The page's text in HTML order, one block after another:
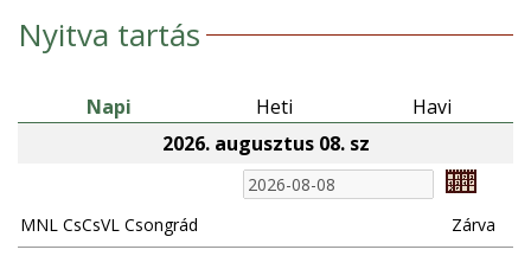
Nyitva tartás
Napi Heti
Havi
2026. augusztus 08. sz
MNL CsCsVL Csongrád
Zárva